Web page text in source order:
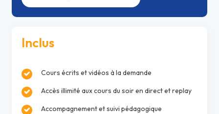
Inclus
Cours écrits et vidéos à la demande
Accès illimité aux cours du soir en direct et replay
Accompagnement et suivi pédagogique